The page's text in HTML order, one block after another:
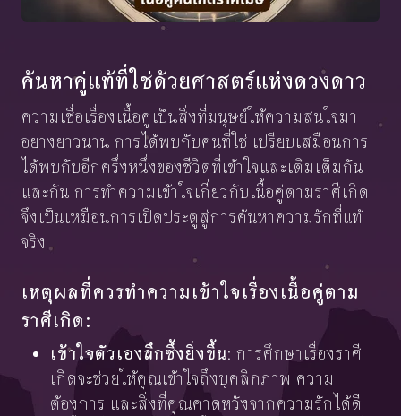
ค้นหาคู่แท้ที่ใช่ด้วยศาสตร์แห่งดวงดาว
ความเชื่อเรื่องเนื้อคู่เป็นสิ่งที่มนุษย์ให้ความสนใจมา
อย่างยาวนาน การได้พบกับคนที่ใช่ เปรียบเสมือนการ
ได้พบกับอีกครึ่งหนึ่งของชีวิตที่เข้าใจและเติมเต็มกัน
และกัน การทำความเข้าใจเกี่ยวกับเนื้อคู่ตามราศีเกิด
จึงเป็นเหมือนการเปิดประตูสู่การค้นหาความรักที่แท้
จริง
เหตุผลที่ควรทำความเข้าใจเรื่องเนื้อคู่ตาม
ราศีเกิด:
เข้าใจตัวเองลึกซึ้งยิ่งขึ้น: การศึกษาเรื่องราศี
เกิดจะช่วยให้คุณเข้าใจถึงบุคลิกภาพ ความ
ต้องการ และสิ่งที่คุณคาดหวังจากความรักได้ดี